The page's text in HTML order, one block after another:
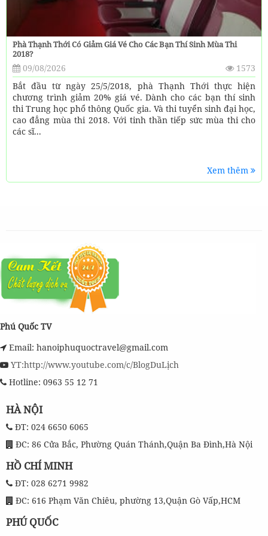
Phà Thạnh Thới Có Giảm Giá Vé Cho Các Bạn Thí Sinh Mùa Thi
2018?
09/08/2026
1573
Bắt đầu từ ngày 25/5/2018, phà Thạnh Thới thực hiện
chương trình giảm 20% giá vé. Dành cho các bạn thí sinh
thi Trung học phổ thông Quốc gia. Và thi tuyển sinh đại học,
cao đẳng mùa thi 2018. Với tinh thần tiếp sức mùa thi cho
các sĩ...
Xem thêm
Phú Quốc TV
Email: hanoiphuquoctravel@gmail.com
YT:http://www.youtube.com/c/BlogDuLịch
Hotline: 0963 55 12 71
HÀ NỘI
ĐT: 024 6650 6065
ĐC: 86 Cửa Bắc, Phường Quán Thánh,Quận Ba Đình,Hà Nội
HỒ CHÍ MINH
ĐT: 028 6271 9982
ĐC: 616 Phạm Văn Chiêu, phường 13,Quận Gò Vấp,HCM
PHÚ QUỐC